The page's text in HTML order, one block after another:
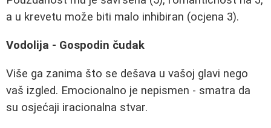
a u krevetu može biti malo inhibiran (ocjena 3).
Vodolija - Gospodin čudak
Više ga zanima što se dešava u vašoj glavi nego
vaš izgled. Emocionalno je nepismen - smatra da
su osjećaji iracionalna stvar.